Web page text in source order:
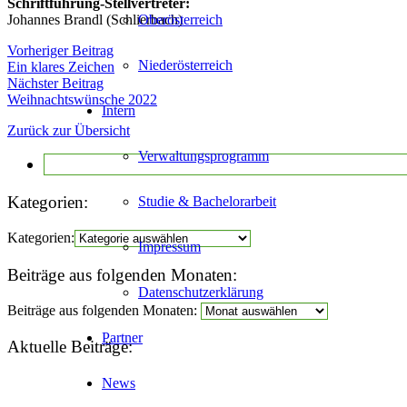
Oberösterreich
Niederösterreich
Intern
Verwaltungsprogramm
Studie & Bachelorarbeit
Impressum
Datenschutzerklärung
Partner
News
Schriftführung-Stellvertreter:
Johannes Brandl (Schlierbach)
Vorheriger Beitrag
Ein klares Zeichen
Nächster Beitrag
Weihnachtswünsche 2022
Zurück zur Übersicht
Kategorien:
Kategorien:
Beiträge aus folgenden Monaten:
Beiträge aus folgenden Monaten:
Aktuelle Beiträge: